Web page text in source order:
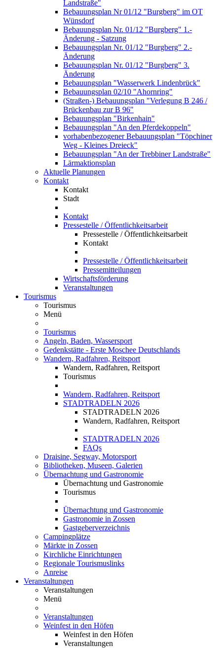
Landstraße"
Bebauungsplan Nr 01/12 "Burgberg" im OT
Wünsdorf
Bebauungsplan Nr. 01/12 "Burgberg" 1.-
Änderung - Satzung
Bebauungsplan Nr. 01/12 "Burgberg" 2.-
Änderung
Bebauungsplan Nr. 01/12 "Burgberg" 3.
Änderung
Bebauungsplan "Wasserwerk Lindenbrück"
Bebauungsplan 02/10 "Ahornring"
(Straßen-) Bebauungsplan "Verlegung B 246 /
Brückenbau zur B 96"
Bebauungsplan "Birkenhain"
Bebauungsplan "An den Pferdekoppeln"
vorhabenbezogener Bebauungsplan "Töpchiner
Weg - Kleines Dreieck"
Bebauungsplan "An der Trebbiner Landstraße"
Lärmaktionsplan
Aktuelle Planungen
Kontakt
Kontakt
Stadt
Kontakt
Pressestelle / Öffentlichkeitsarbeit
Pressestelle / Öffentlichkeitsarbeit
Kontakt
Pressestelle / Öffentlichkeitsarbeit
Pressemitteilungen
Wirtschaftsförderung
Veranstaltungen
Tourismus
Tourismus
Menü
Tourismus
Angeln, Baden, Wassersport
Gedenkstätte - Erste Moschee Deutschlands
Wandern, Radfahren, Reitsport
Wandern, Radfahren, Reitsport
Tourismus
Wandern, Radfahren, Reitsport
STADTRADELN 2026
STADTRADELN 2026
Wandern, Radfahren, Reitsport
STADTRADELN 2026
FAQs
Draisine, Segway, Motorsport
Bibliotheken, Museen, Galerien
Übernachtung und Gastronomie
Übernachtung und Gastronomie
Tourismus
Übernachtung und Gastronomie
Gastronomie in Zossen
Gastgeberverzeichnis
Campingplätze
Märkte in Zossen
Kirchliche Einrichtungen
Regionale Tourismuslinks
Anreise
Veranstaltungen
Veranstaltungen
Menü
Veranstaltungen
Weinfest in den Höfen
Weinfest in den Höfen
Veranstaltungen